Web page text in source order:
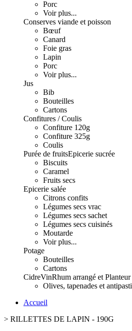
Porc
Voir plus...
Conserves viande et poisson
Bœuf
Canard
Foie gras
Lapin
Porc
Voir plus...
Jus
Bib
Bouteilles
Cartons
Confitures / Coulis
Confiture 120g
Confiture 325g
Coulis
Purée de fruitsEpicerie sucrée
Biscuits
Caramel
Fruits secs
Epicerie salée
Citrons confits
Légumes secs vrac
Légumes secs sachet
Légumes secs cuisinés
Moutarde
Voir plus...
Potage
Bouteilles
Cartons
CidreVinRhum arrangé et Planteur
Olives, tapenades et antipasti
Accueil
> RILLETTES DE LAPIN - 190G